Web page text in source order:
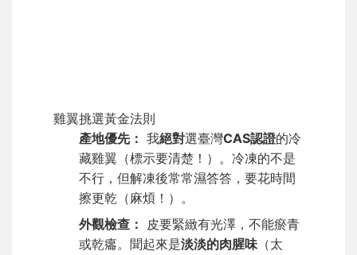
雞翼挑選黃金法則
產地優先： 我絕對選臺灣CAS認證的冷
藏雞翼（標示要清楚！）。冷凍的不是
不行，但解凍後常常濕答答，要花時間
擦更乾（麻煩！）。
外觀檢查：
皮要緊緻有光澤，不能瘀青
或乾癟。聞起來是淡淡的肉腥味（太